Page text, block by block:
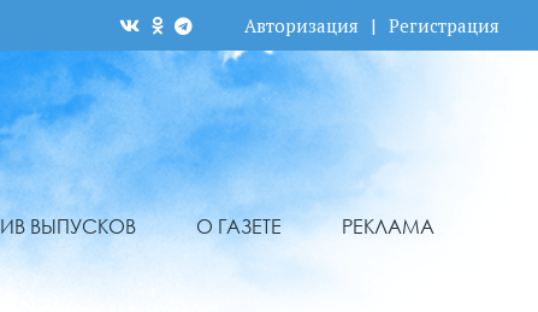
Авторизация | Регистрация
ВЫПУСКОВ О ГАЗЕТЕ РЕКЛАМА